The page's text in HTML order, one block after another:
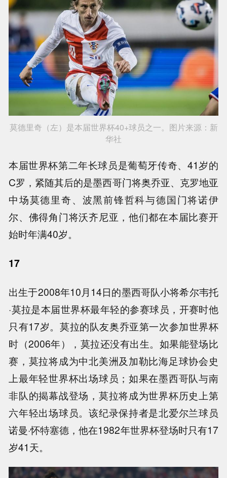
莫德里奇（左）是本届世界杯40+球员之一。图片来源：新
华社
本届世界杯第二年长球员是葡萄牙传奇、41岁的
C罗，紧随其后的是墨西哥门将奥乔亚、克罗地亚
中场莫德里奇、波黑前锋哲科与德国门将诺伊
尔、佛得角门将沃齐尼亚，他们都在本届比赛开
始时年满40岁。
17
出生于2008年10月14日的墨西哥队小将希尔韦托
·莫拉是本届世界杯最年轻的参赛球员，开赛时他
只有17岁。莫拉的队友奥乔亚第一次参加世界杯
时（2006年），莫拉还没有出生。如果能登场比
赛，莫拉将成为中北美洲及加勒比海足球协会史
上最年轻世界杯出场球员；如果在墨西哥队与南
非队的揭幕战登场，莫拉将成为世界杯历史上第
六年轻出场球员。该纪录保持者是北爱尔兰球员
诺曼·怀特塞德，他在1982年世界杯登场时只有17
岁41天。